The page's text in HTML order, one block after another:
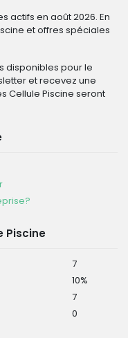
actifs en août 2026. En
et offres spéciales
disponibles pour le
et recevez une
Cellule Piscine seront
Piscine
7
10%
7
0